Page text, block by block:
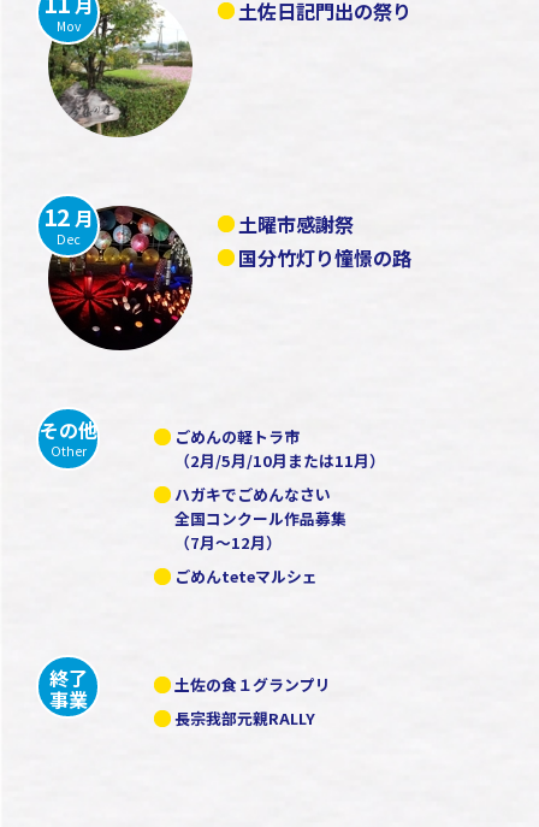
Mov
土佐日記門出の祭り
12月
Dec
土曜市感謝祭
国分竹灯り憧憬の路
その他
Other
ごめんの軽トラ市
（2月/5月/10月または11月）
ハガキでごめんなさい
全国コンクール作品募集
（7月～12月）
ごめんteteマルシェ
終了
事業
土佐の食１グランプリ
長宗我部元親RALLY